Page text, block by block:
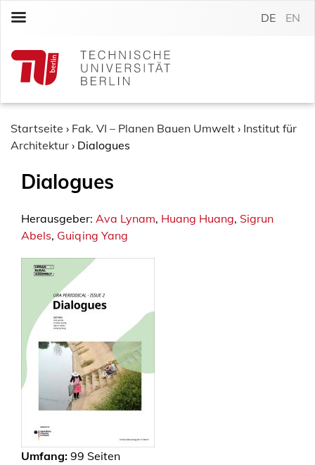
c
DE EN
Startseite › Fak. VI – Planen Bauen Umwelt › Institut für
Architektur › Dialogues
Dialogues
Herausgeber: Ava Lynam, Huang Huang, Sigrun
Abels, Guiqing Yang
Umfang: 99 Seiten